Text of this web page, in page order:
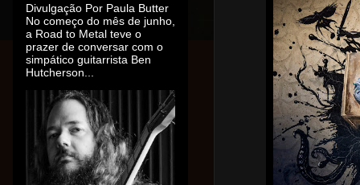
Divulgação Por Paula Butter
No começo do mês de junho,
a Road to Metal teve o
prazer de conversar com o
simpático guitarrista Ben
Hutcherson...